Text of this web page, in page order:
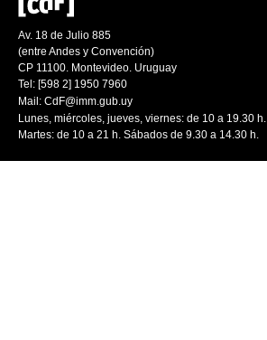
Av. 18 de Julio 885
(entre Andes y Convención)
CP 11100. Montevideo. Uruguay
Tel: [598 2] 1950 7960
Mail: CdF@imm.gub.uy
Lunes, miércoles, jueves, viernes: de 10 a 19.30 h.
Martes: de 10 a 21 h. Sábados de 9.30 a 14.30 h.